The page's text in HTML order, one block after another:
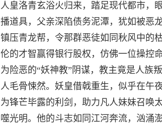
第61集 第62集 第63集
第67集
人皇洛青玄浴火归来，踏足现代都市，
播道具，父亲深陷债务泥潭，犹如被恶
镇压青龙帮，令那群恶徒如同秋风中的
伦的才智赢得银行股权，仿佛一位操控
为险恶的“妖神教”阴谋，教主竟是人族
人毛骨悚然。妖皇借戟重生，似乎在午
为锋芒毕露的利剑，助力凡人妹妹召唤
噬光明。他的斗志如同江河奔流，汹涌